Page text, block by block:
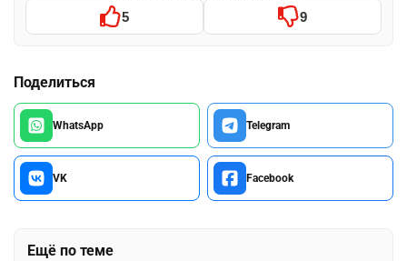
5 9
Поделиться
WhatsApp Telegram
VK Facebook
Ещё по теме